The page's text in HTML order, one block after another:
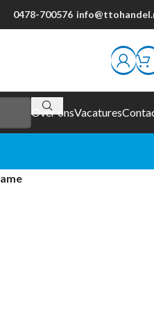
0478-700576
Over onsVacatures